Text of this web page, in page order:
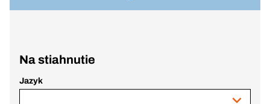
Na stiahnutie
Jazyk